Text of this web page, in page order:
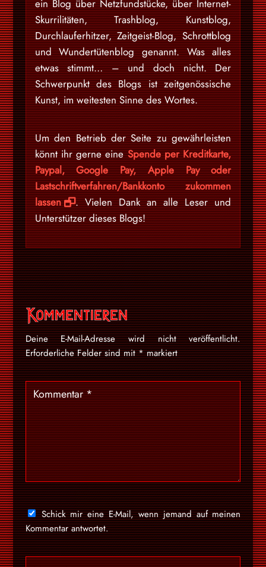
ein Blog über Netzfundstücke, über Internet-
Skurrilitäten, Trashblog, Kunstblog,
Durchlauferhitzer, Zeitgeist-Blog, Schrottblog
und Wundertütenblog genannt. Was alles
etwas stimmt… – und doch nicht. Der
Schwerpunkt des Blogs ist zeitgenössische
Kunst, im weitesten Sinne des Wortes.
Um den Betrieb der Seite zu gewährleisten
könnt ihr gerne eineSpende per Kreditkarte,
Paypal, Google Pay, Apple Pay oder
Lastschriftverfahren/Bankkonto zukommen
lassen
. Vielen Dank an alle Leser und
Unterstützer dieses Blogs!
Kommentieren
Deine E-Mail-Adresse wird nicht veröffentlicht.
Erforderliche Felder sind mit*markiert
Schick mir eine E-Mail, wenn jemand auf meinen
Kommentar antwortet.